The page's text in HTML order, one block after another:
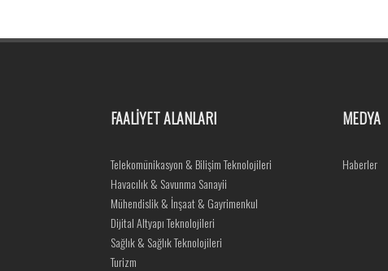
FAALİYET ALANLARI
Telekomünikasyon & Bilişim Teknolojileri
Havacılık & Savunma Sanayii
Mühendislik & İnşaat & Gayrimenkul
Dijital Altyapı Teknolojileri
Sağlık & Sağlık Teknolojileri
Turizm
MEDYA
Haberler